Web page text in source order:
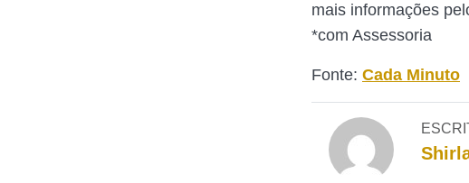
mais informações
*com Assessoria
Fonte: Cada Minuto